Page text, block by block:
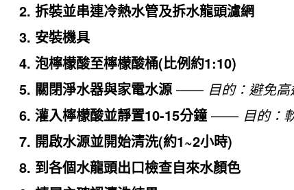
2. 拆裝並串連冷熱水管及拆水龍頭濾網
3. 安裝機具
4. 泡檸檬酸至檸檬酸桶(比例約1:10)
5. 關閉淨水器與家電水源 —— 目的：避免
6. 灌入檸檬酸並靜置10-15分鐘—— 目的：
7. 開啟水源並開始清洗(約1~2小時)
8. 到各個水龍頭出口檢查自來水顏色